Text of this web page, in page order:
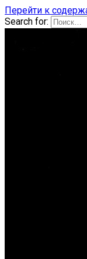
Перейти к
Search for: